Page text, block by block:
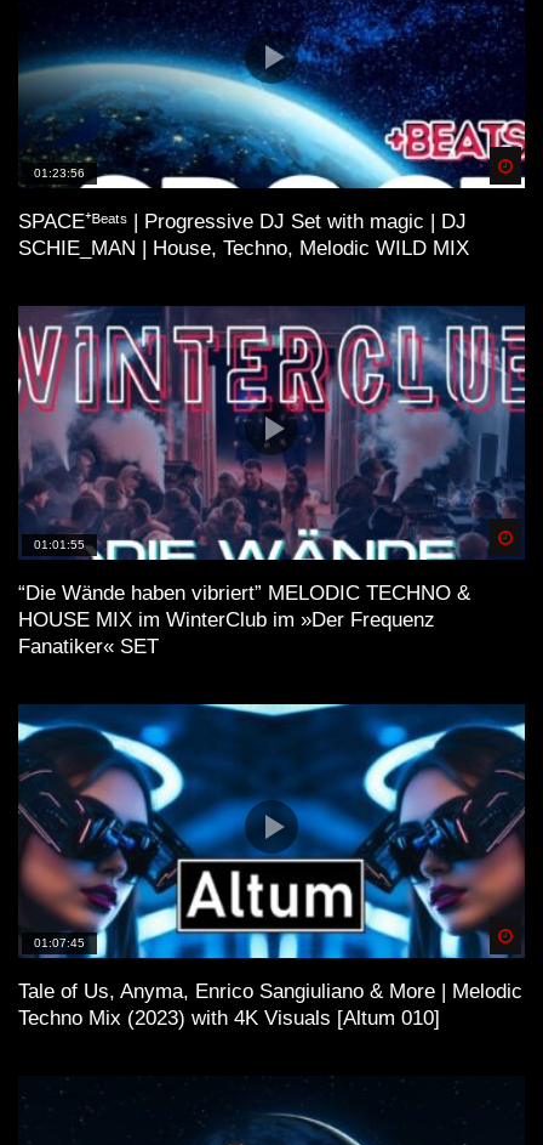
01:23:56
SPACE⁺ᴮᵉᵃᵗˢ | Progressive DJ Set with magic | DJ
SCHIE_MAN | House, Techno, Melodic WILD MIX
01:01:55
“Die Wände haben vibriert” MELODIC TECHNO &
HOUSE MIX im WinterClub im »Der Frequenz
Fanatiker« SET
01:07:45
Tale of Us, Anyma, Enrico Sangiuliano & More | Melodic
Techno Mix (2023) with 4K Visuals [Altum 010]